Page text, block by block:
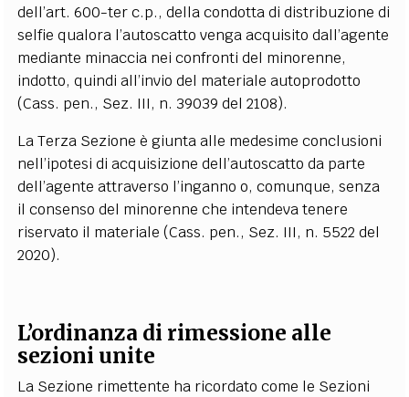
dell’art. 600-ter c.p., della condotta di distribuzione di
selfie qualora l’autoscatto venga acquisito dall’agente
mediante minaccia nei confronti del minorenne,
indotto, quindi all’invio del materiale autoprodotto
(Cass. pen., Sez. III, n. 39039 del 2108).
La Terza Sezione è giunta alle medesime conclusioni
nell’ipotesi di acquisizione dell’autoscatto da parte
dell’agente attraverso l’inganno o, comunque, senza
il consenso del minorenne che intendeva tenere
riservato il materiale (Cass. pen., Sez. III, n. 5522 del
2020).
L’ordinanza di rimessione alle
sezioni unite
La Sezione rimettente ha ricordato come le Sezioni